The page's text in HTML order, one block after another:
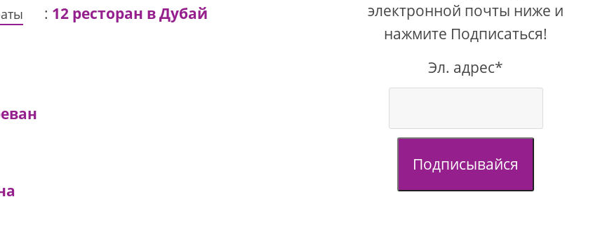
: 12 ресторан в Дубай
электронной почты ниже и
нажмите Подписаться!
Эл. адрес*
Подписывайся